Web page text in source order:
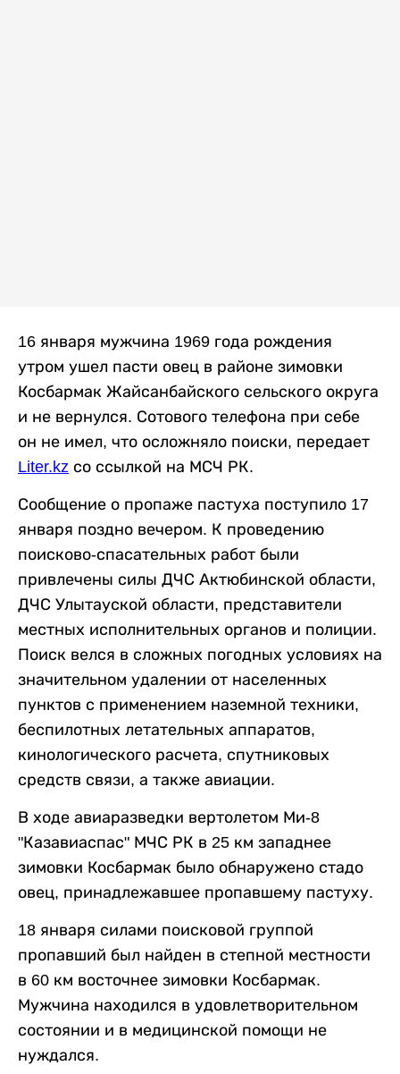
16 января мужчина 1969 года рождения
утром ушел пасти овец в районе зимовки
Косбармак Жайсанбайского сельского округа
и не вернулся. Сотового телефона при себе
он не имел, что осложняло поиски, передает
Liter.kz со ссылкой на МСЧ РК.
Сообщение о пропаже пастуха поступило 17
января поздно вечером. К проведению
поисково-спасательных работ были
привлечены силы ДЧС Актюбинской области,
ДЧС Улытауской области, представители
местных исполнительных органов и полиции.
Поиск велся в сложных погодных условиях на
значительном удалении от населенных
пунктов с применением наземной техники,
беспилотных летательных аппаратов,
кинологического расчета, спутниковых
средств связи, а также авиации.
В ходе авиаразведки вертолетом Ми-8
"Казавиаспас" МЧС РК в 25 км западнее
зимовки Косбармак было обнаружено стадо
овец, принадлежавшее пропавшему пастуху.
18 января силами поисковой группой
пропавший был найден в степной местности
в 60 км восточнее зимовки Косбармак.
Мужчина находился в удовлетворительном
состоянии и в медицинской помощи не
нуждался.